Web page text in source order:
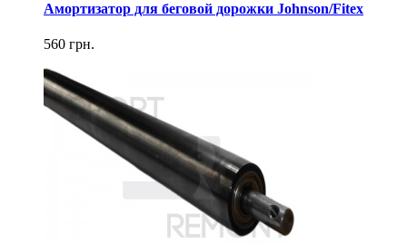
Амортизатор для беговой дорожки Johnson/Fitex
560 грн.